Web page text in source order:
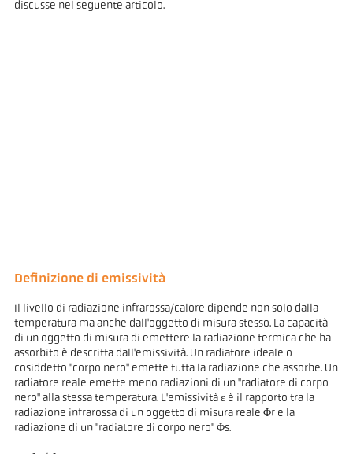
discusse nel seguente articolo.
Definizione di emissività
Il livello di radiazione infrarossa/calore dipende non solo dalla
temperatura ma anche dall'oggetto di misura stesso. La capacità
di un oggetto di misura di emettere la radiazione termica che ha
assorbito è descritta dall'emissività. Un radiatore ideale o
cosiddetto "corpo nero" emette tutta la radiazione che assorbe. Un
radiatore reale emette meno radiazioni di un "radiatore di corpo
nero" alla stessa temperatura. L'emissività ε è il rapporto tra la
radiazione infrarossa di un oggetto di misura reale Φr e la
radiazione di un "radiatore di corpo nero" Φs.